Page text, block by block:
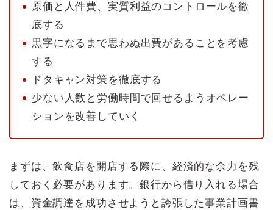
原価と人件費、実質利益のコントロールを徹
底する
黒字になるまで思わぬ出費があることを考慮
する
ドタキャン対策を徹底する
少ない人数と労働時間で回せるようオペレー
ションを改善していく
まずは、飲食店を開店する際に、経済的な余力を残
しておく必要があります。銀行から借り入れる場合
は、資金調達を成功させようと誇張した事業計画書